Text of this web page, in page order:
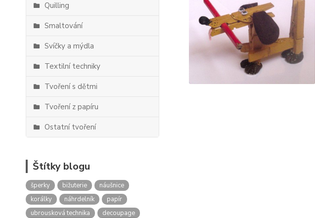
Quilling
Smaltování
Svíčky a mýdla
Textilní techniky
Tvoření s dětmi
Tvoření z papíru
Ostatní tvoření
Štítky blogu
šperky bižuterie
náušnice
korálky
náhrdelník
papír
ubrousková technika
decoupage